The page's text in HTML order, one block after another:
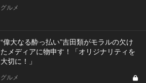
グルメ
“偉大なる酔っ払い”吉田類がモラルの欠け
たメディアに物申す！「オリジナリティを
大切に！」
グルメ